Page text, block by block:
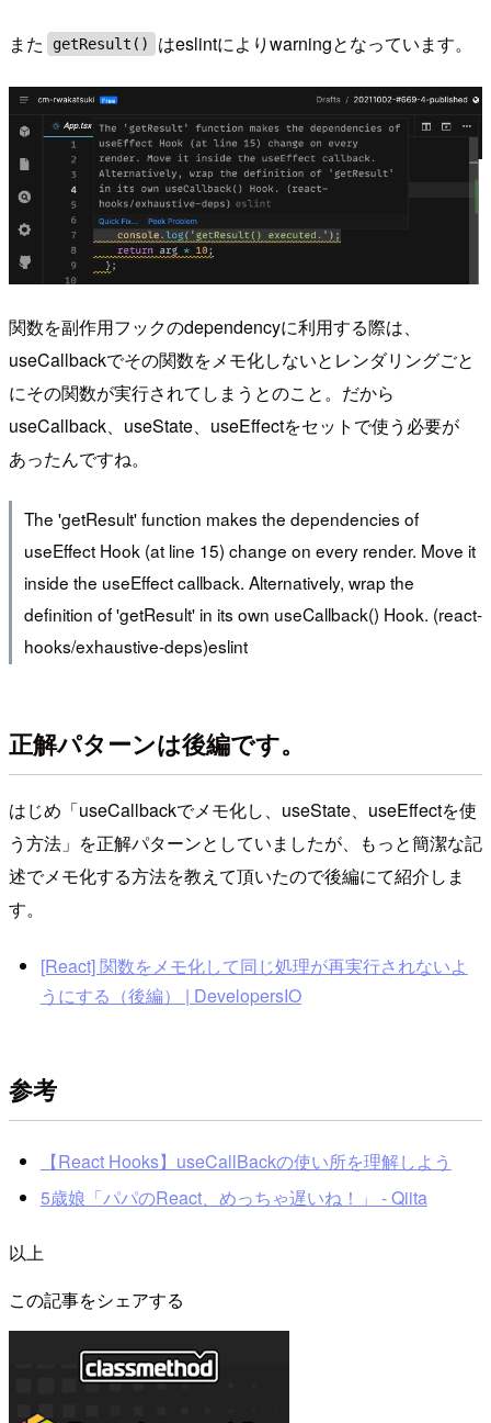
また getResult() はeslintによりwarningとなっています。
関数を副作用フックのdependencyに利用する際は、
useCallbackでその関数をメモ化しないとレンダリングごと
にその関数が実行されてしまうとのこと。だから
useCallback、useState、useEffectをセットで使う必要が
あったんですね。
The 'getResult' function makes the dependencies of
useEffect Hook (at line 15) change on every render. Move it
inside the useEffect callback. Alternatively, wrap the
definition of 'getResult' in its own useCallback() Hook. (react-
hooks/exhaustive-deps)eslint
正解パターンは後編です。
はじめ「useCallbackでメモ化し、useState、useEffectを使
う方法」を正解パターンとしていましたが、もっと簡潔な記
述でメモ化する方法を教えて頂いたので後編にて紹介しま
す。
[React] 関数をメモ化して同じ処理が再実行されないよ
うにする（後編） | DevelopersIO
参考
【React Hooks】useCallBackの使い所を理解しよう
5歳娘「パパのReact、めっちゃ遅いね！」 - Qiita
以上
この記事をシェアする